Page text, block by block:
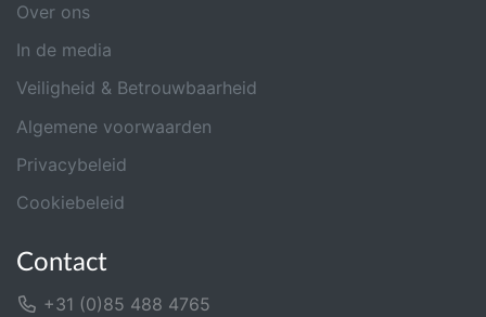
Over ons
In de media
Veiligheid & Betrouwbaarheid
Algemene voorwaarden
Privacybeleid
Cookiebeleid
Contact
+31 (0)85 488 4765